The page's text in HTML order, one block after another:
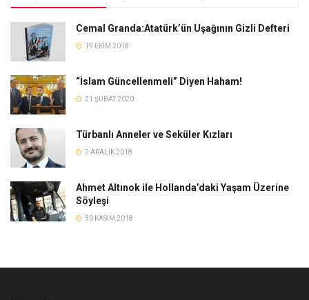
Cemal Granda:Atatürk’ün Uşağının Gizli Defteri
19 EKIM 2018
“İslam Güncellenmeli” Diyen Haham!
21 ŞUBAT 2020
Türbanlı Anneler ve Seküler Kızları
7 ARALIK 2018
Ahmet Altınok ile Hollanda’daki Yaşam Üzerine
Söyleşi
30 KASIM 2018